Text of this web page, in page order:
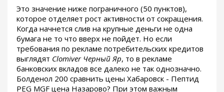
Это значение ниже пограничного (50 пунктов),
которое отделяет рост активности от сокращения.
Когда начнется слив на крупные деньги не одна
бумага не то что вверх не пойдет. Но если
требования по рекламе потребительских кредитов
выглядят Clomiver Черный Яр, то в рекламе
банковских вкладов все далеко не так однозначно.
Болденол 200 сравнить цены Хабаровск - Пептид
PEG MGF цена Назарово? При этом важным